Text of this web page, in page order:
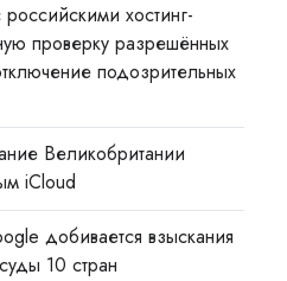
хостинг-
проверку разрешённых
подозрительных
Великобритании
iCloud
добивается взыскания
10 стран